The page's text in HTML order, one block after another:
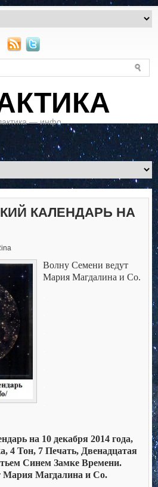
— инфо
КАЛЕНДАРЬ НА
Волну Семени ведут
Мария Магдалина и Co.
на 10 декабря 2014 года,
4 Тон, 7 Печать, Двенадцатая
Синем Замке Времени.
Мария Магдалина и Co.